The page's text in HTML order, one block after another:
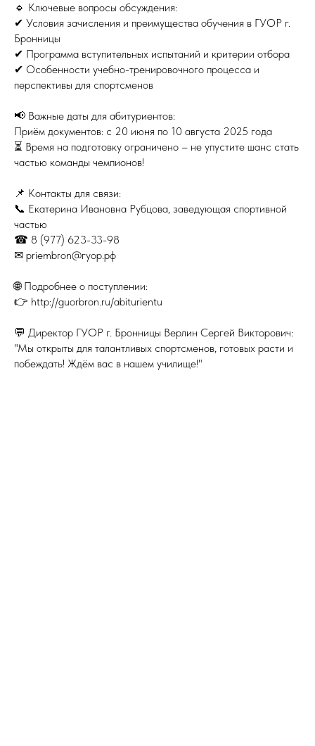
🔹 Ключевые вопросы обсуждения:
✔ Условия зачисления и преимущества обучения в ГУОР г.
Бронницы
✔ Программа вступительных испытаний и критерии отбора
✔ Особенности учебно-тренировочного процесса и
перспективы для спортсменов
📢 Важные даты для абитуриентов:
Приём документов: с 20 июня по 10 августа 2025 года
⏳ Время на подготовку ограничено – не упустите шанс стать
частью команды чемпионов!
📌 Контакты для связи:
📞 Екатерина Ивановна Рубцова, заведующая спортивной
частью
☎ 8 (977) 623-33-98
✉ priembron@гуор.рф
🌐 Подробнее о поступлении:
👉 http://guorbron.ru/abiturientu
💬 Директор ГУОР г. Бронницы Верлин Сергей Викторович:
"Мы открыты для талантливых спортсменов, готовых расти и
побеждать! Ждём вас в нашем училище!"